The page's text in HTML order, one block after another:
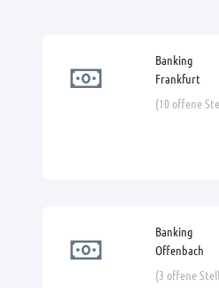
Banking
Frankfurt
(10 offene
Banking
Offenbach
(3 offene